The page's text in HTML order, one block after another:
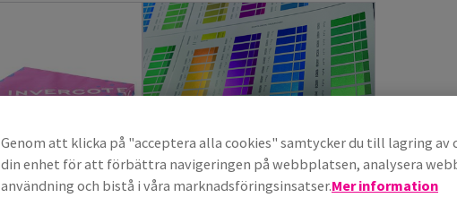
Genom att klicka på "acceptera alla cookies" samtycker du till lagring av
din enhet för att förbättra navigeringen på webbplatsen, analysera
användning och bistå i våra marknadsföringsinsatser.Mer information